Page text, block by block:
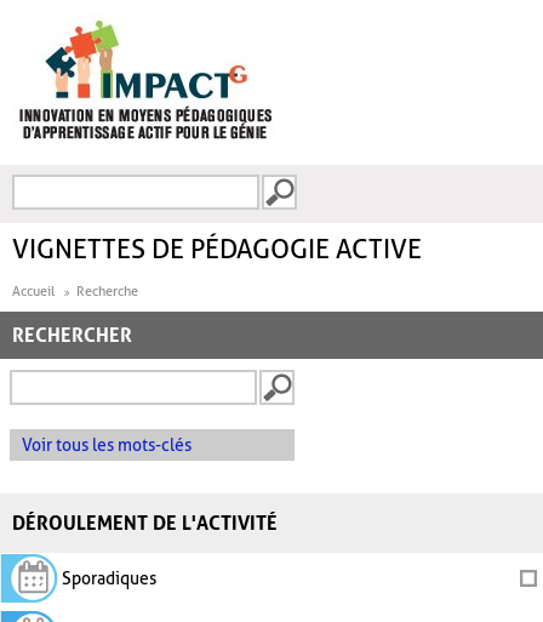
FORMULAIRE DE
VIGNETTES DE PÉDAGOGIE ACTIVE
Accueil Recherche
RECHERCHER
Voir tous les mots-clés
DÉROULEMENT DE L'ACTIVITÉ
Sporadiques